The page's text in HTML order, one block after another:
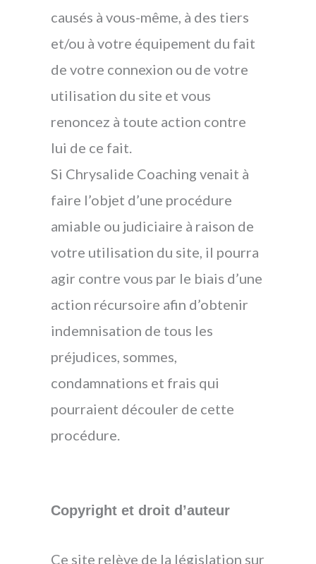
causés à vous-même, à des tiers
et/ou à votre équipement du fait
de votre connexion ou de votre
utilisation du site et vous
renoncez à toute action contre
lui de ce fait.
Si Chrysalide Coaching venait à
faire l’objet d’une procédure
amiable ou judiciaire à raison de
votre utilisation du site, il pourra
agir contre vous par le biais d’une
action récursoire afin d’obtenir
indemnisation de tous les
préjudices, sommes,
condamnations et frais qui
pourraient découler de cette
procédure.
Copyright et droit d’auteur
Ce site relève de la législation sur